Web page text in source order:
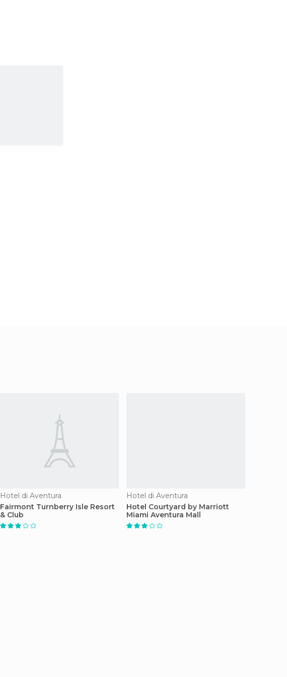
Hotel di Aventura
Fairmont Turnberry Isle Resort
& Club
Hotel di Aventura
Hotel Courtyard by Marriott
Miami Aventura Mall